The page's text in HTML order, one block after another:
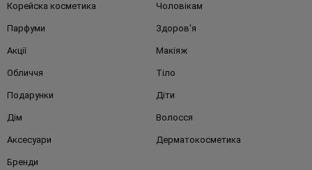
Корейска косметика Чоловікам
Парфуми Здоров'я
Акції Макіяж
Обличчя Тіло
Подарунки Діти
Дім Волосся
Аксесуари Дерматокосметика
Бренди